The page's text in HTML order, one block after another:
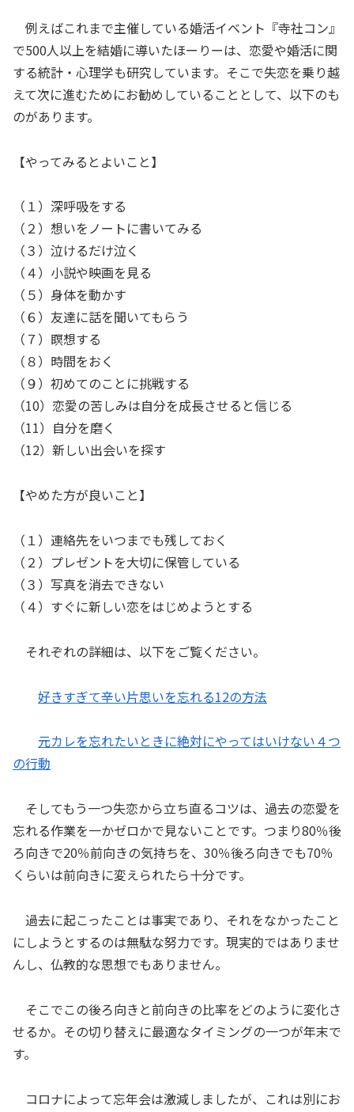
例えばこれまで主催している婚活イベント『寺社コン』
で500人以上を結婚に導いたほーりーは、恋愛や婚活に関
する統計・心理学も研究しています。そこで失恋を乗り越
えて次に進むためにお勧めしていることとして、以下のも
のがあります。
【やってみるとよいこと】
（１）深呼吸をする
（２）想いをノートに書いてみる
（３）泣けるだけ泣く
（４）小説や映画を見る
（５）身体を動かす
（６）友達に話を聞いてもらう
（７）瞑想する
（８）時間をおく
（９）初めてのことに挑戦する
（10）恋愛の苦しみは自分を成長させると信じる
（11）自分を磨く
（12）新しい出会いを探す
【やめた方が良いこと】
（１）連絡先をいつまでも残しておく
（２）プレゼントを大切に保管している
（３）写真を消去できない
（４）すぐに新しい恋をはじめようとする
それぞれの詳細は、以下をご覧ください。
好きすぎて辛い片思いを忘れる12の方法
元カレを忘れたいときに絶対にやってはいけない４つ
の行動
そしてもう一つ失恋から立ち直るコツは、過去の恋愛を
忘れる作業を一かゼロかで見ないことです。つまり80％後
ろ向きで20％前向きの気持ちを、30％後ろ向きでも70％
くらいは前向きに変えられたら十分です。
過去に起こったことは事実であり、それをなかったこと
にしようとするのは無駄な努力です。現実的ではありませ
んし、仏教的な思想でもありません。
そこでこの後ろ向きと前向きの比率をどのように変化さ
せるか。その切り替えに最適なタイミングの一つが年末で
す。
コロナによって忘年会は激減しましたが、これは別にお